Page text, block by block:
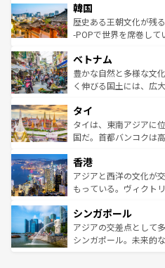
ワイを、存分に味わってほしい。 なお、
はコンテンツ一覧を参
いる。アクティビティ
ビング、ハイキングな
い。オーストラリアの
参照してほしい。
ン）、静ひつな山岳地
と山間の静けさが共存
驚きをもたらしてくれ
容にもいいと評判のス
が味わえる。
照してほしい。
韓国
歴史ある王朝文化が残
-POPで世界を席巻して
き、地方に足を延ばせ
できる。そして、キム
まで、さまざまな韓国
リティに包まれながら
わっ
覧を参照してほしい。
ベトナム
豊かな自然と多様な文
く伸びる国土には、広
急速な発展と共に伝統
ーチミン市のフランス
醸し出している。また
とつ。フォーやバイン
ひ現地で味わいたい。
が旅行者を迎えてくれ
参照してほしい。
タイ
タイは、東南アジアに
国だ。首都バンコクは
の活気が交差している
帯で自然と触れ合い、
いビーチでリゾート気
激する。気候は一年中
が待っている。親しみ
た文化、そして多様な
香港
アジアと西洋の文化が
もっている。ヴィクト
み、どこを訪れても感
ており、効率よく見ど
うな絶景から文化的な
シンガポール
アジアの交差点として
シンガポール。未来的